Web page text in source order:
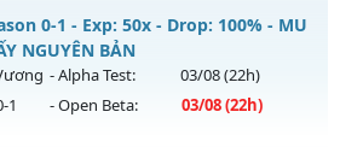
nhất
Website: https://muhoalong.pro
- Mở máy chủ
muhoalongvào 08h ngày
0-1 - Exp: 50x - Drop: 100% - MU
NGUYÊN BẢN
- Alpha Test: 03/08(22h)
1 - Open Beta: 03/08(22h)